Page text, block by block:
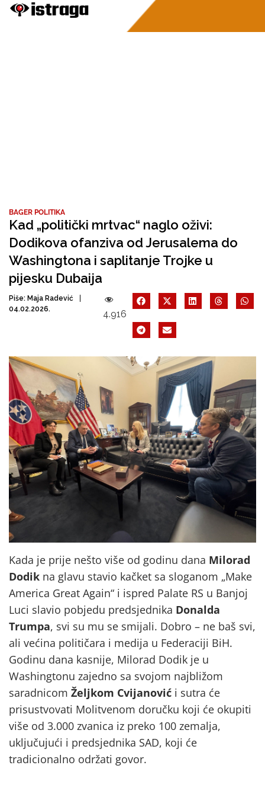
BAGER POLITIKA
Kad „politički mrtvac“ naglo oživi:
Dodikova ofanziva od Jerusalema do
Washingtona i saplitanje Trojke u
pijesku Dubaija
Piše: Maja Radević
04.02.2026.
4.916
Kada je prije nešto više od godinu dana Milorad
Dodik na glavu stavio kačket sa sloganom „Make
America Great Again“ i ispred Palate RS u Banjoj
Luci slavio pobjedu predsjednika Donalda
Trumpa, svi su mu se smijali. Dobro – ne baš svi,
ali većina političara i medija u Federaciji BiH.
Godinu dana kasnije, Milorad Dodik je u
Washingtonu zajedno sa svojom najbližom
saradnicom Željkom Cvijanović i sutra će
prisustvovati Molitvenom doručku koji će okupiti
više od 3.000 zvanica iz preko 100 zemalja,
uključujući i predsjednika SAD, koji će
tradicionalno održati govor.